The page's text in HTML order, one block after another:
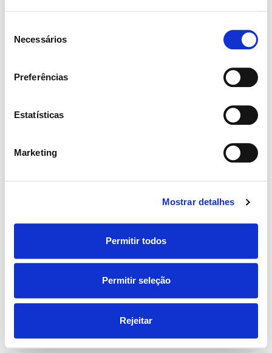
Necessários
Preferências
Estatísticas
Marketing
Mostrar detalhes
Permitir todos
Permitir seleção
Rejeitar
news stay updated.